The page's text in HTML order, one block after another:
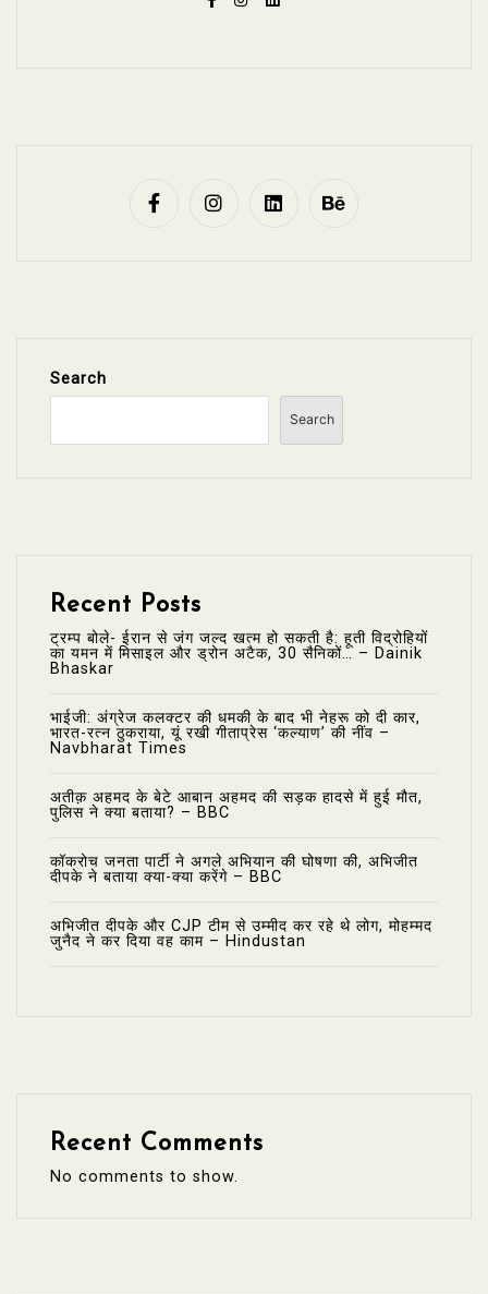
Search
Search
Recent Posts
ट्रम्प बोले- ईरान से जंग जल्द खत्म हो सकती है: हूती विद्रोहियों
का यमन में मिसाइल और ड्रोन अटैक, 30 सैनिकों… – Dainik
Bhaskar
भाईजी: अंग्रेज कलक्टर की धमकी के बाद भी नेहरू को दी कार,
भारत-रत्न ठुकराया, यूं रखी गीताप्रेस ‘कल्याण’ की नींव –
Navbharat Times
अतीक़ अहमद के बेटे आबान अहमद की सड़क हादसे में हुई मौत,
पुलिस ने क्या बताया? – BBC
कॉकरोच जनता पार्टी ने अगले अभियान की घोषणा की, अभिजीत
दीपके ने बताया क्या-क्या करेंगे – BBC
अभिजीत दीपके और CJP टीम से उम्मीद कर रहे थे लोग, मोहम्मद
जुनैद ने कर दिया वह काम – Hindustan
Recent Comments
No comments to show.